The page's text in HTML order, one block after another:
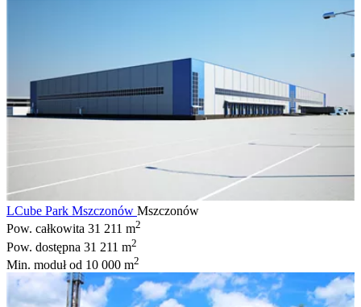
LCube Park Mszczonów Mszczonów
Pow. całkowita 31 211 m2
Pow. dostępna 31 211 m2
Min. modułod 10 000 m2